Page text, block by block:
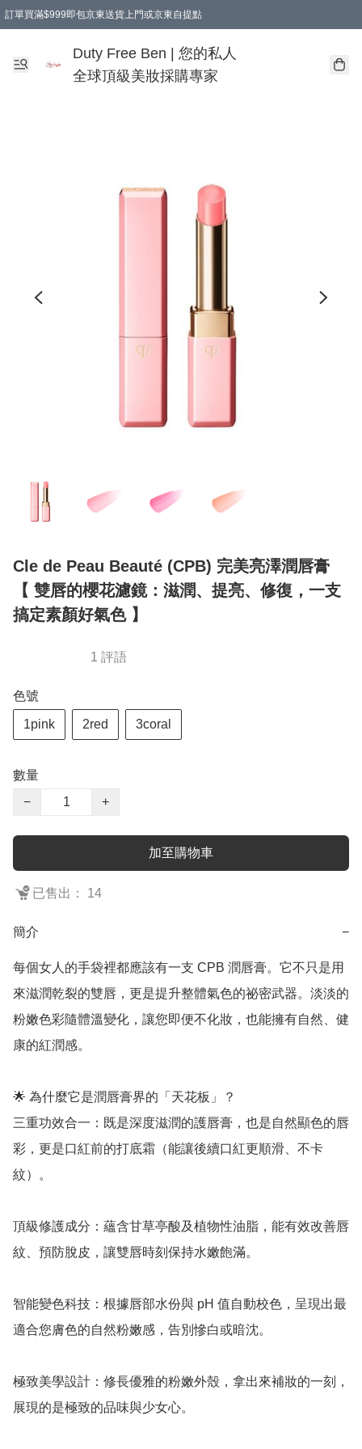
訂單買滿$999即包京東送貨上門或京東自提點
Duty Free Ben | 您的私人
全球頂級美妝採購專家
Cle de Peau Beauté (CPB) 完美亮澤潤唇膏
【 雙唇的櫻花濾鏡：滋潤、提亮、修復，一支
搞定素顏好氣色 】
1 評語
色號
1pink 2red 3coral
數量
−
+
加至購物車
已售出： 14
簡介 −
每個女人的手袋裡都應該有一支 CPB 潤唇膏。它不只是用
來滋潤乾裂的雙唇，更是提升整體氣色的祕密武器。淡淡的
粉嫩色彩隨體溫變化，讓您即便不化妝，也能擁有自然、健
康的紅潤感。
🌟 為什麼它是潤唇膏界的「天花板」？
三重功效合一：既是深度滋潤的護唇膏，也是自然顯色的唇
彩，更是口紅前的打底霜（能讓後續口紅更順滑、不卡
紋）。
頂級修護成分：蘊含甘草亭酸及植物性油脂，能有效改善唇
紋、預防脫皮，讓雙唇時刻保持水嫩飽滿。
智能變色科技：根據唇部水份與 pH 值自動校色，呈現出最
適合您膚色的自然粉嫩感，告別慘白或暗沈。
極致美學設計：修長優雅的粉嫩外殼，拿出來補妝的一刻，
展現的是極致的品味與少女心。